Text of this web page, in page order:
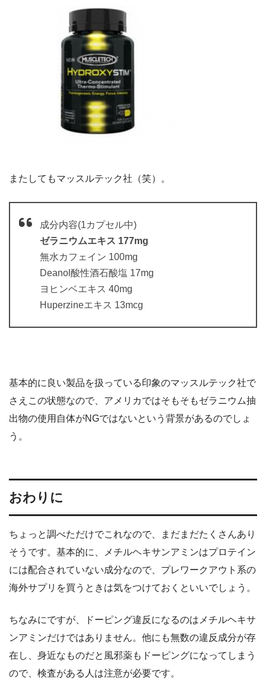
またしてもマッスルテック社（笑）。
成分内容(1カプセル中)
ゼラニウムエキス 177mg
無水カフェイン 100mg
Deanol酸性酒石酸塩 17mg
ヨヒンベエキス 40mg
Huperzineエキス 13mcg
基本的に良い製品を扱っている印象のマッスルテック社で
さえこの状態なので、アメリカではそもそもゼラニウム抽
出物の使用自体がNGではないという背景があるのでしょ
う。
おわりに
ちょっと調べただけでこれなので、まだまだたくさんあり
そうです。基本的に、メチルヘキサンアミンはプロテイン
には配合されていない成分なので、プレワークアウト系の
海外サプリを買うときは気をつけておくといいでしょう。
ちなみにですが、ドーピング違反になるのはメチルヘキサ
ンアミンだけではありません。他にも無数の違反成分が存
在し、身近なものだと風邪薬もドーピングになってしまう
ので、検査がある人は注意が必要です。